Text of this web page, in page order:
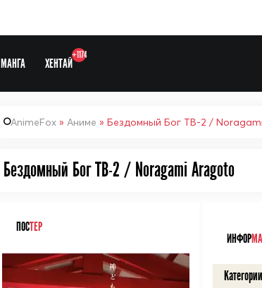
МАНГА ХЕНТАЙ
+1174
AnimeFox » Аниме » Бездомный Бог ТВ-2 /
Бездомный Бог ТВ-2 / Noragami Aragoto
ПОСТЕР
ИНФОР